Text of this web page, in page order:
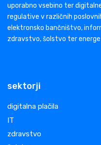
uporabno vsebino ter
regulative v različnih
elektronsko bančništvo,
zdravstvo, šolstvo ter
sektorji
digitalna plačila
IT
zdravstvo